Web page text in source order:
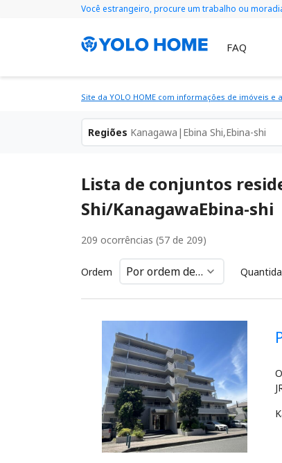
Você estrangeiro, procure um trabalho ou moradia
FAQ
Site da YOLO HOME com informações de imóveis
Regiões Kanagawa|Ebina Shi,Ebina-shi
Lista de conjuntos
Shi/KanagawaEbina-shi
209 ocorrências (57 de 209)
Ordem